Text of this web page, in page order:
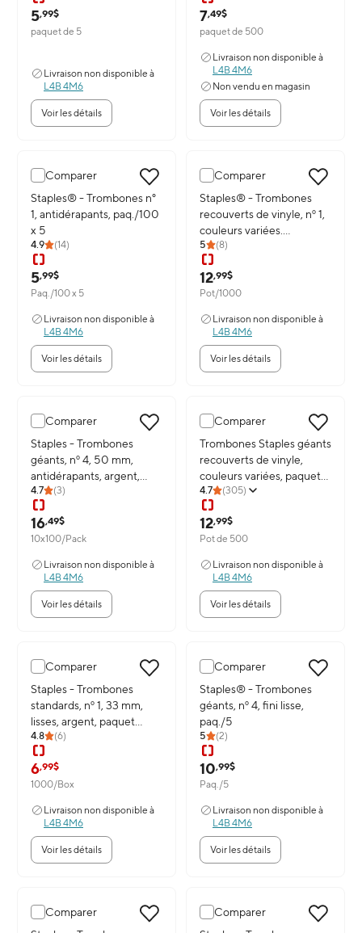
5,99$
paquet de 5
Livraison non disponible à
L4B 4M6
Voir les détails
7,49$
paquet de 500
Livraison non disponible à
L4B 4M6
Non vendu en magasin
Voir les détails
Comparer
Image du produit: Staples® - Trombones n° 1, antidérapants, paq./
Staples® - Trombones n°
1, antidérapants, paq./100
x 5
4.9 (14)
5,99$
Paq./100 x 5
Livraison non disponible à
L4B 4M6
Voir les détails
Comparer
Image du produit: Staples® -
Staples® - Trombones
recouverts de vinyle, nº 1,
couleurs variées.
Pot/1000
5 (8)
12,99$
Pot/1000
Livraison non disponible à
L4B 4M6
Voir les détails
Comparer
Image du produit: Staples - Trombones géants, nº 4, 50 mm,
Staples - Trombones
géants, nº 4, 50 mm,
antidérapants, argent,
paquet de 1000
4.7 (3)
16,49$
10x100/Pack
Livraison non disponible à
L4B 4M6
Voir les détails
Comparer
Image du produit: Trombones
Trombones Staples géants
recouverts de vinyle,
couleurs variées, paquet
de 500
4.7 (305)
12,99$
Pot de 500
Livraison non disponible à
L4B 4M6
Voir les détails
Comparer
Image du produit: Staples - Trombones standards, nº 1, 33 mm,
Staples - Trombones
standards, nº 1, 33 mm,
lisses, argent, paquet
de 1000
4.8 (6)
6,99$
1000/Box
Livraison non disponible à
L4B 4M6
Voir les détails
Comparer
Image du produit: Staples® -
Staples® - Trombones
géants, nº 4, fini lisse,
paq./5
5 (2)
10,99$
Paq./5
Livraison non disponible à
L4B 4M6
Voir les détails
Comparer
Comparer